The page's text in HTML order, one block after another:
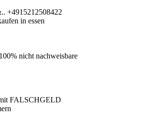
+4915212508422
in essen
nicht nachweisbare
FALSCHGELD